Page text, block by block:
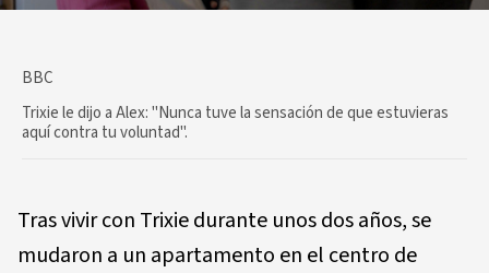
BBC
Trixie le dijo a Alex: "Nunca tuve la sensación de que estuvieras
aquí contra tu voluntad".
Tras vivir con Trixie durante unos dos años, se
mudaron a un apartamento en el centro de